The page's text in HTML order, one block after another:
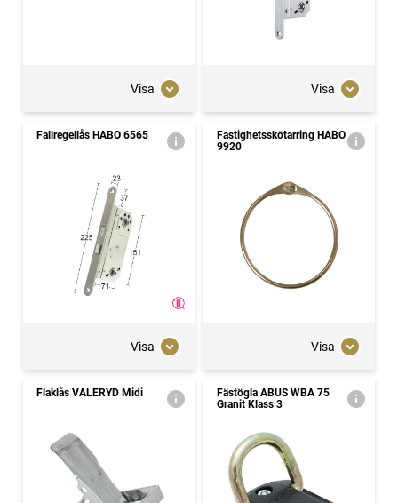
Visa Visa
Fallregellås HABO 6565
Visa
Fastighetsskötarring HABO
9920
Visa
Flaklås VALERYD Midi
Fästögla ABUS WBA 75
Granit Klass 3